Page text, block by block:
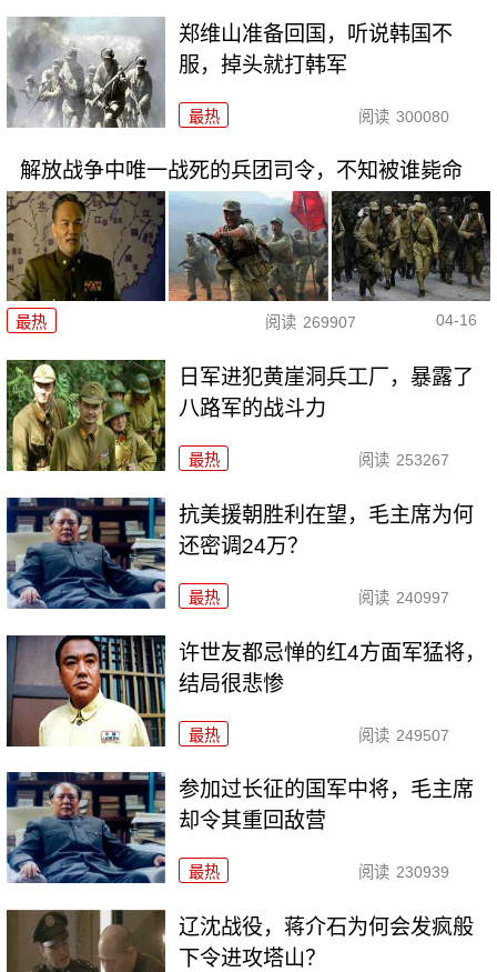
郑维山准备回国，听说韩国不
服，掉头就打韩军
最热 阅读 300080
解放战争中唯一战死的兵团司令，不知被谁毙命
最热 阅读 269907 04-16
日军进犯黄崖洞兵工厂，暴露了
八路军的战斗力
最热 阅读 253267
抗美援朝胜利在望，毛主席为何
还密调24万？
最热 阅读 240997
许世友都忌惮的红4方面军猛将，
结局很悲惨
最热 阅读 249507
参加过长征的国军中将，毛主席
却令其重回敌营
最热 阅读 230939
辽沈战役，蒋介石为何会发疯般
下令进攻塔山？